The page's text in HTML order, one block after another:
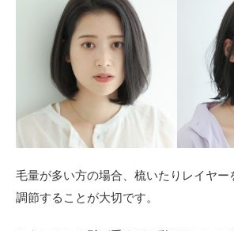
毛量が多い方の場合、梳いたりレイヤー
調節することが大切です。